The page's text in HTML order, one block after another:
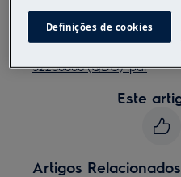
Como mudar a
52206006 (QDO) .pdf
Este
Artigos Relacionados
Definições de cookies